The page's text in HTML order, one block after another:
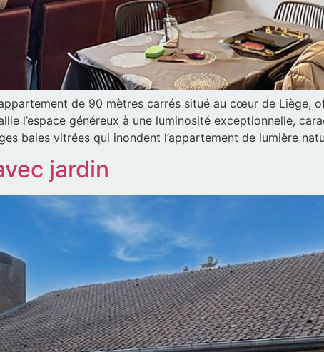
de 90 mètres carrés situé au cœur de Liège,
l’espace généreux à une luminosité exceptionnelle,
baies vitrées qui inondent l’appartement de lumière
jardin